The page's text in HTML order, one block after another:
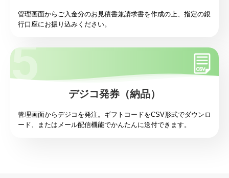
管理画面からご入金分のお見積書兼請求書を作成の上、指定の銀
行口座にお振り込みください。
デジコ発券（納品）
管理画面からデジコを発注。ギフトコードをCSV形式でダウンロ
ード、またはメール配信機能でかんたんに送付できます。